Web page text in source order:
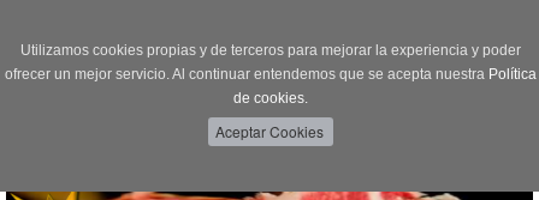
Utilizamos cookies propias y de terceros para mejorar la experiencia y poder
ofrecer un mejor servicio. Al continuar entendemos que se acepta nuestra Política
de cookies.